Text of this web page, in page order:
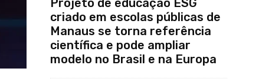
Projeto de educação ESG
criado em escolas públicas de
Manaus se torna referência
científica e pode ampliar
modelo no Brasil e na Europa